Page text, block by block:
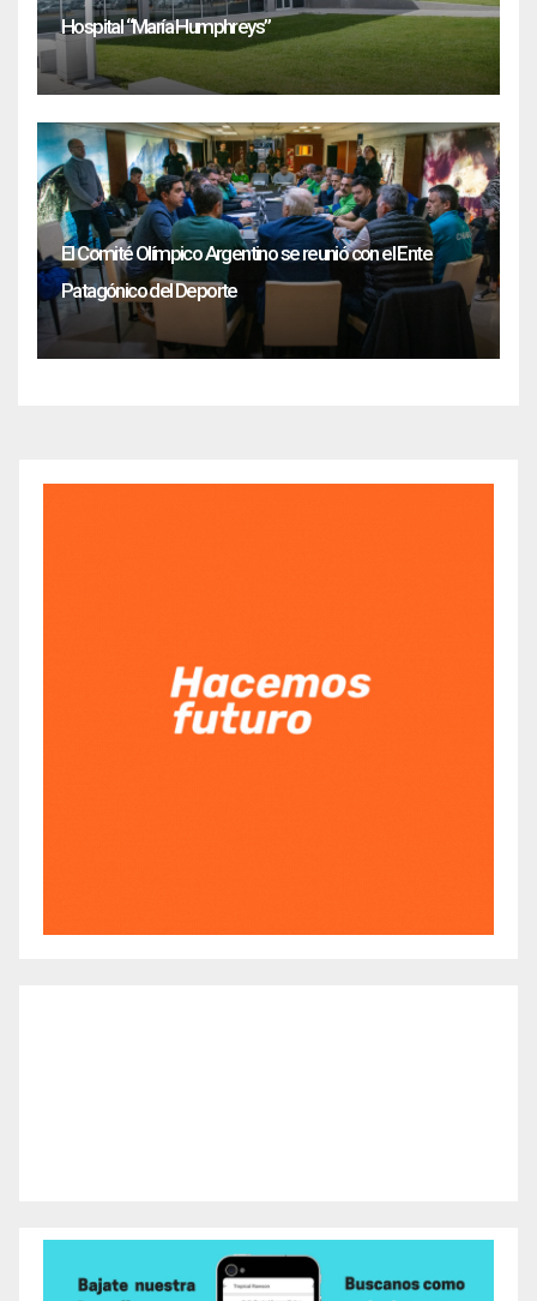
Hospital “María Humphreys”
El Comité Olímpico Argentino se reunió con el Ente
Patagónico del Deporte